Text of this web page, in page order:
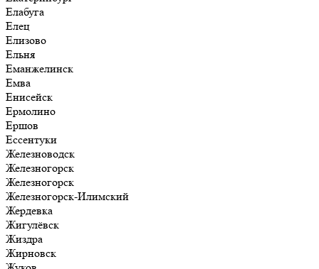
Елабуга
Елец
Елизово
Ельня
Еманжелинск
Емва
Енисейск
Ермолино
Ершов
Ессентуки
Железноводск
Железногорск
Железногорск
Железногорск-Илимский
Жердевка
Жигулёвск
Жиздра
Жирновск